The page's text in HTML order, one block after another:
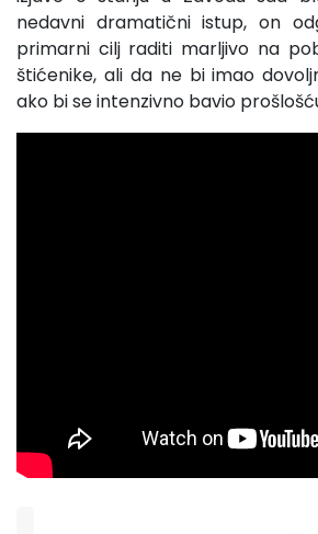
nedavni dramatični istup, on
primarni cilj raditi marljivo na
štićenike, ali da ne bi imao
ako bi se intenzivno bavio